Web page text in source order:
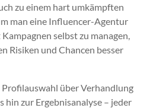
zu einem hart umkämpften
man eine Influencer-Agentur
selbst zu managen,
Risiken und Chancen besser
über Verhandlung
zur Ergebnisanalyse – jeder